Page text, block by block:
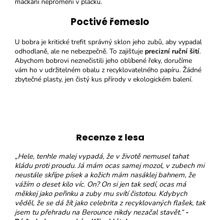
Poctivé řemeslo
U bobra je kritické trefit správný sklon jeho zubů, aby vypadal
odhodlaně, ale ne nebezpečně. To zajišťuje precizní ruční šití.
Abychom bobrovi neznečistili jeho oblíbené řeky, doručíme
vám ho v udržitelném obalu z recyklovatelného papíru. Žádné
zbytečné plasty, jen čistý kus přírody v ekologickém balení.
Recenze z lesa
„Hele, tenhle malej vypadá, že v životě nemusel tahat
kládu proti proudu. Já mám ocas samej mozol, v zubech mi
neustále skřípe písek a kožich mám nasáklej bahnem, že
vážím o deset kilo víc. On? On si jen tak sedí, ocas má
měkkej jako peřinku a zuby mu svítí čistotou. Kdybych
věděl, že se dá žít jako celebrita z recyklovaných flašek, tak
jsem tu přehradu na Berounce nikdy nezačal stavět.“ -